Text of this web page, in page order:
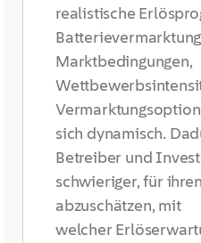
realistische
Marktbedingungen,
sich dynamisch.
Betreiber und
schwieriger, für
abzuschätzen, mit
welcher